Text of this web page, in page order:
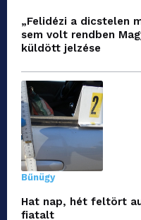
„Felidézi a dicstelen
sem volt rendben
küldött jelzése
Bűnügy
Hat nap, hét feltört
fiatalt